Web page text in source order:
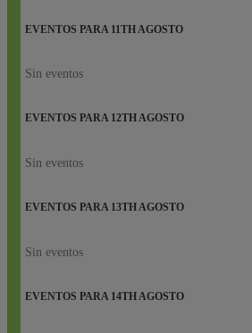
EVENTOS PARA 11TH AGOSTO
Sin eventos
EVENTOS PARA 12THAGOSTO
Sin eventos
EVENTOS PARA 13THAGOSTO
Sin eventos
EVENTOS PARA 14THAGOSTO